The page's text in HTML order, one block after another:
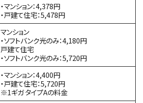
・マンション：4,378円
・戸建て住宅：5,478円
マンション
・ソフトバンク光のみ：4,180円
戸建て住宅
・ソフトバンク光のみ：5,720円
・マンション：4,400円
・戸建て住宅：5,720円
※1ギガ タイプAの料金